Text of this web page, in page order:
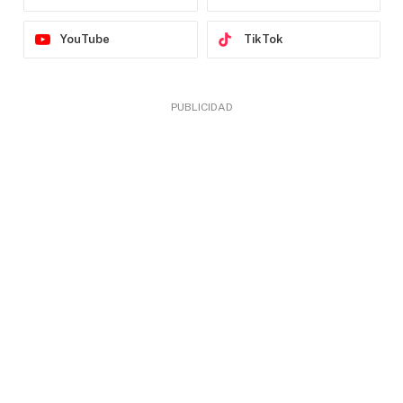
YouTube TikTok
PUBLICIDAD